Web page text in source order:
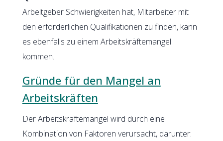
Arbeitgeber Schwierigkeiten hat, Mitarbeiter mit
den erforderlichen Qualifikationen zu finden, kann
es ebenfalls zu einem Arbeitskräftemangel
kommen.
Gründe für den Mangel an
Arbeitskräften
Der Arbeitskräftemangel wird durch eine
Kombination von Faktoren verursacht, darunter: